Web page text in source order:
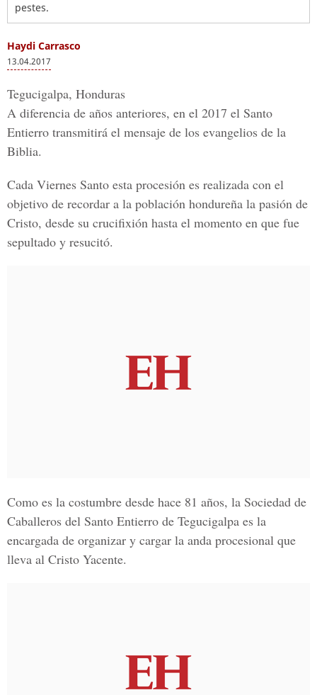
pestes.
Haydi Carrasco
13.04.2017
Tegucigalpa, Honduras
A diferencia de años anteriores, en el 2017 el Santo
Entierro transmitirá el mensaje de los evangelios de la
Biblia.
Cada Viernes Santo esta procesión es realizada con el
objetivo de recordar a la población hondureña la pasión de
Cristo, desde su crucifixión hasta el momento en que fue
sepultado y resucitó.
Como es la costumbre desde hace 81 años, la Sociedad de
Caballeros del Santo Entierro de Tegucigalpa es la
encargada de organizar y cargar la anda procesional que
lleva al Cristo Yacente.